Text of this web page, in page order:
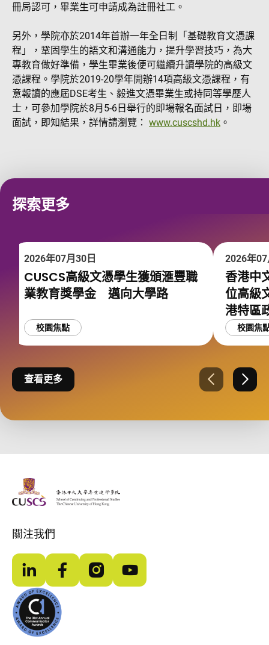
冊局認可，畢業生可申請成為註冊社工。
另外，學院亦於2014年首辦一年全日制「基礎教育文憑課
程」，鞏固學生的語文和溝通能力，提升學習技巧，為大
專教育做好準備，學生畢業後便可繼續升讀學院的高級文
憑課程。學院於2019-20學年開辦14項高級文憑課程，有
意報讀的應屆DSE考生、毅進文憑畢業生或持同等學歷人
士，可參加學院於8月5-6日舉行的即場報名面試日，即場
面試，即知結果，詳情請瀏覽： www.cuscshd.hk 。
探索更多
2026年07月30日
CUSCS高級文憑學生獲頒滙豐職
業教育獎學金 邁向大學路
校園焦點
2026年
香港中
位高級
港特區
校園焦
查看更多
上一張 下一
The Chinese Univeristy of hong Kong
關注我們
LinkedInFacebookInstagramYouTube